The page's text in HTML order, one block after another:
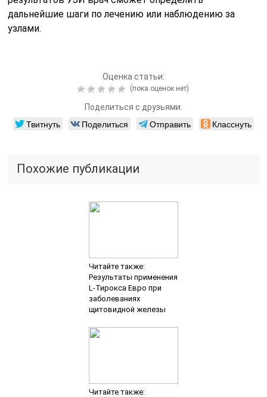
дальнейшие шаги по лечению или наблюдению за
узлами.
Оценка статьи:
(пока оценок нет)
Поделиться с друзьями:
Твитнуть Поделиться Отправить Класснуть
Похожие публикации
Читайте также:
Результаты применения
L-Тирокса Евро при
заболеваниях
щитовидной железы
Читайте также: